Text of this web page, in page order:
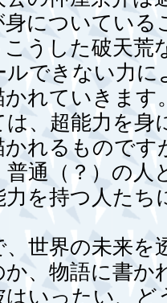
身についている
うした破天荒
ルできない力
かれていきま
は、超能力を身
かれるもので
通（？）の人
力を持つ人た
世界の未来を
か、物語に書
はいったい、